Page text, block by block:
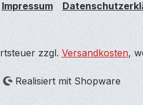
Impressum
zzgl. Versandkosten,
Realisiert mit Shopware